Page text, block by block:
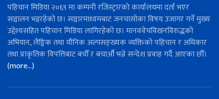
पहिचान मिडिया २०६९ मा कम्पनी रजिस्ट्रारको कार्यालयमा दर्ता भएर
सञ्चालन भइरहेको छ। सञ्चारमाध्यमबाट जनचासोका विषय उजागर गर्ने मुख्य
उद्देश्यसहित पहिचान मिडिया लागिरहेको छ। मानववेचविखनविरुद्धको
अभियान, लैङ्गिक तथा यौनिक अल्पसङ्ख्यक व्यक्तिको पहिचान र अधिकार
तथा प्राकृतिक विपत्तिबाट बचौँ र बचाऔँ भन्ने सन्देश प्रवाह गर्दै आएका छौँ।
(more…)